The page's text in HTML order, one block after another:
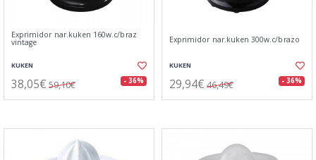
Exprimidor nar.kuken 160w.c/braz
vintage
KUKEN
38,05€ 59,10€ - 36%
Exprimidor nar.kuken 300w.c/brazo
KUKEN
29,94€ 46,49€ - 36%